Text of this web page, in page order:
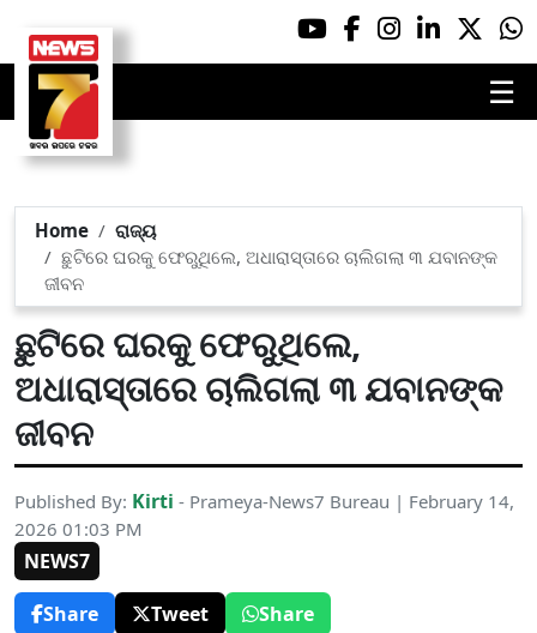
☰
Home
ରାଜ୍ୟ
ଛୁଟିରେ ଘରକୁ ଫେରୁଥିଲେ, ଅଧାରାସ୍ତାରେ ଚାଲିଗଲା ୩ ଯବାନଙ୍କ
ଜୀବନ
ଛୁଟିରେ ଘରକୁ ଫେରୁଥିଲେ,
ଅଧାରାସ୍ତାରେ ଚାଲିଗଲା ୩ ଯବାନଙ୍କ
ଜୀବନ
Published By: Kirti - Prameya-News7 Bureau | February 14,
2026 01:03 PM
NEWS7
Share
Tweet Share